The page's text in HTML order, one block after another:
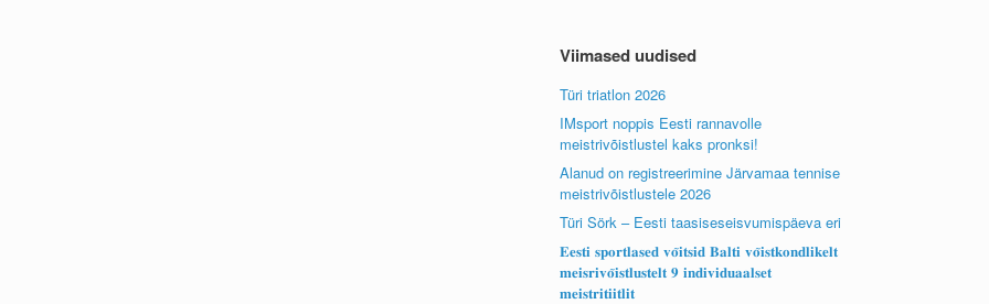
Viimased uudised
Türi triatlon 2026
IMsport noppis Eesti rannavolle
meistrivõistlustel kaks pronksi!
Alanud on registreerimine Järvamaa tennise
meistrivõistlustele 2026
Türi Sörk – Eesti taasiseseisvumispäeva eri
𝐄𝐞𝐬𝐭𝐢 𝐬𝐩𝐨𝐫𝐭𝐥𝐚𝐬𝐞𝐝 𝐯𝐨̃𝐢𝐭𝐬𝐢𝐝 𝐁𝐚𝐥𝐭𝐢 𝐯𝐨̃𝐢𝐬𝐭𝐤𝐨𝐧𝐝𝐥𝐢𝐤𝐞𝐥𝐭
𝐦𝐞𝐢𝐬𝐫𝐢𝐯𝐨̃𝐢𝐬𝐭𝐥𝐮𝐬𝐭𝐞𝐥𝐭 𝟗 𝐢𝐧𝐝𝐢𝐯𝐢𝐝𝐮𝐚𝐚𝐥𝐬𝐞𝐭
𝐦𝐞𝐢𝐬𝐭𝐫𝐢𝐭𝐢𝐢𝐭𝐥𝐢𝐭